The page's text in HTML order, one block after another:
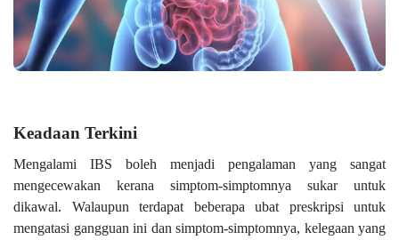
Keadaan Terkini
Mengalami IBS boleh menjadi pengalaman yang sangat
mengecewakan kerana simptom-simptomnya sukar untuk
dikawal. Walaupun terdapat beberapa ubat preskripsi untuk
mengatasi gangguan ini dan simptom-simptomnya, kelegaan yang